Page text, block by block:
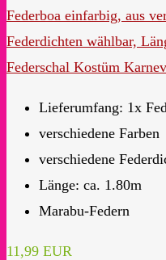
Federboa einfarbig, aus
Federdichten wählbar,
Federschal Kostüm
Lieferumfang: 1x
verschiedene Farben
verschiedene
Länge: ca. 1.80m
Marabu-Federn
11,99 EUR